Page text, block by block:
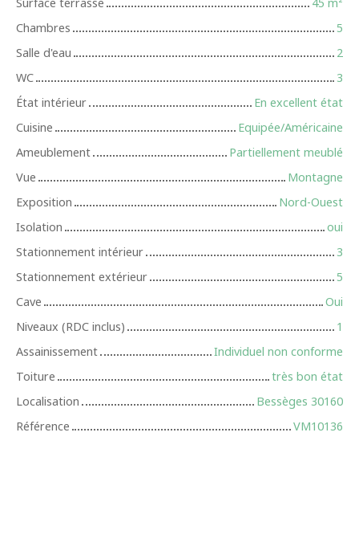
Chambres
5
Salle d'eau
2
WC
3
État intérieur
En excellent état
Cuisine
Equipée/Américaine
Ameublement
Partiellement meublé
Vue
Montagne
Exposition
Nord-Ouest
Isolation
oui
Stationnement intérieur
3
Stationnement extérieur
5
Cave
Oui
Niveaux (RDC inclus)
1
Assainissement
Individuel non conforme
Toiture
très bon état
Localisation
Bessèges 30160
Référence
VM10136